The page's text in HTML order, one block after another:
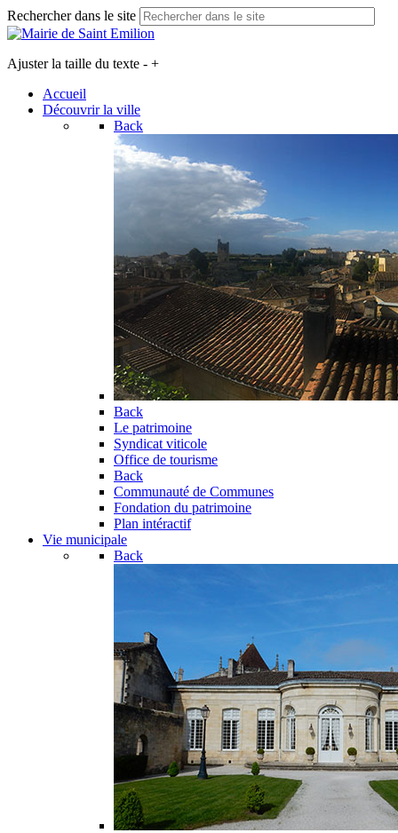
Rechercher dans le site
Ajuster la taille du texte - +
Accueil
Découvrir la ville
Back
Back
Le patrimoine
Syndicat viticole
Office de tourisme
Back
Communauté de Communes
Fondation du patrimoine
Plan intéractif
Vie municipale
Back